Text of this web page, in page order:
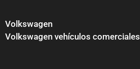
Volkswagen
Volkswagen vehículos comerciales